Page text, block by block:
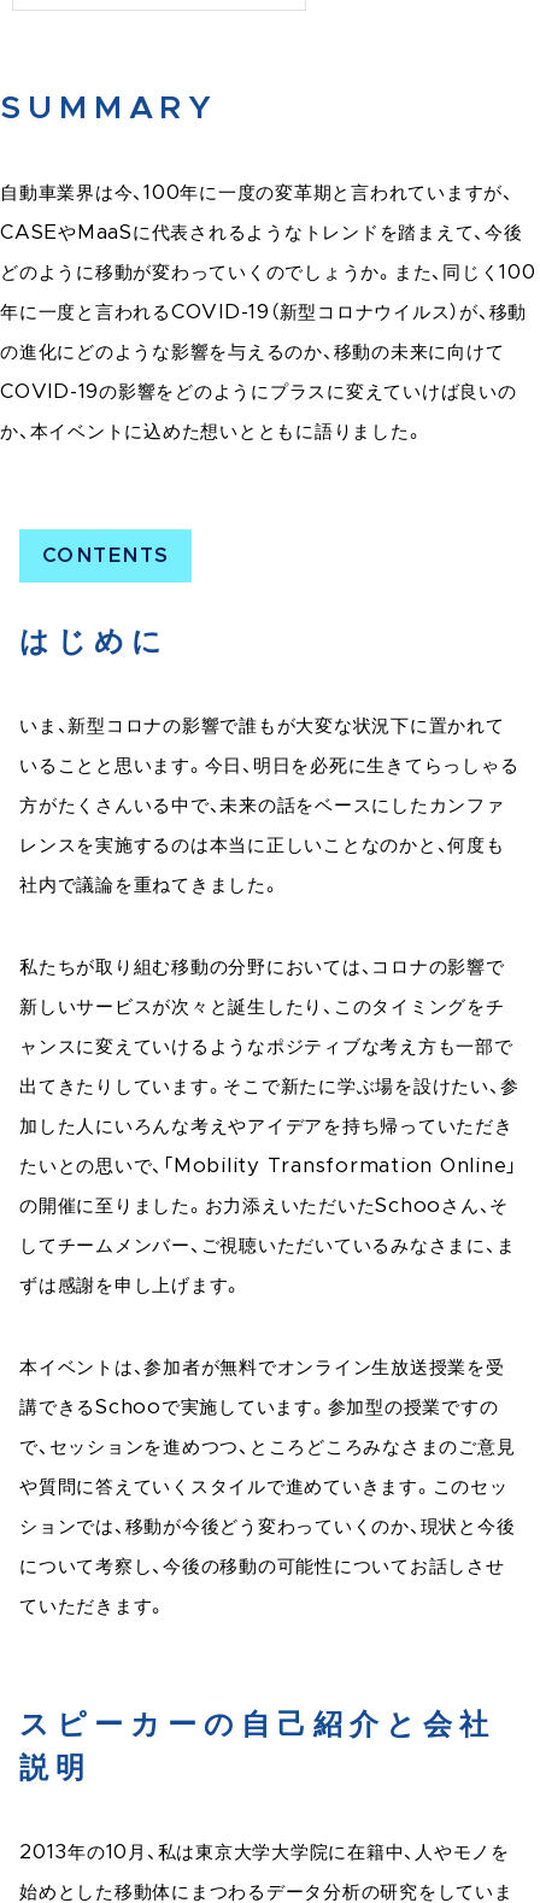
SUMMARY
自動車業界は今、100年に一度の変革期と言われていますが、
CASEやMaaSに代表されるようなトレンドを踏まえて、今後
どのように移動が変わっていくのでしょうか。また、同じく100
年に一度と言われるCOVID-19（新型コロナウイルス）が、移動
の進化にどのような影響を与えるのか、移動の未来に向けて
COVID-19の影響をどのようにプラスに変えていけば良いの
か、本イベントに込めた想いとともに語りました。
はじめに
いま、新型コロナの影響で誰もが大変な状況下に置かれて
いることと思います。今日、明日を必死に生きてらっしゃる
方がたくさんいる中で、未来の話をベースにしたカンファ
レンスを実施するのは本当に正しいことなのかと、何度も
社内で議論を重ねてきました。
私たちが取り組む移動の分野においては、コロナの影響で
新しいサービスが次々と誕生したり、このタイミングをチ
ャンスに変えていけるようなポジティブな考え方も一部で
出てきたりしています。そこで新たに学ぶ場を設けたい、参
加した人にいろんな考えやアイデアを持ち帰っていただき
たいとの思いで、「Mobility Transformation Online」
の開催に至りました。お力添えいただいたSchooさん、そ
してチームメンバー、ご視聴いただいているみなさまに、ま
ずは感謝を申し上げます。
本イベントは、参加者が無料でオンライン生放送授業を受
講できるSchooで実施しています。参加型の授業ですの
で、セッションを進めつつ、ところどころみなさまのご意見
や質問に答えていくスタイルで進めていきます。このセッ
ションでは、移動が今後どう変わっていくのか、現状と今後
について考察し、今後の移動の可能性についてお話しさせ
ていただきます。
スピーカーの自己紹介と会社
説明
2013年の10月、私は東京大学大学院に在籍中、人やモノを
始めとした移動体にまつわるデータ分析の研究をしていま